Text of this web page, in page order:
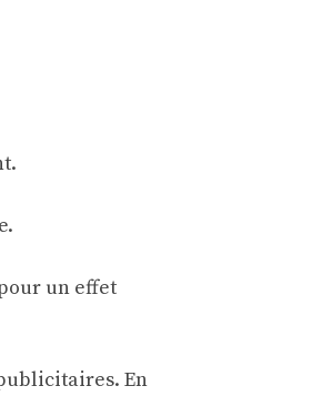
un effet
En